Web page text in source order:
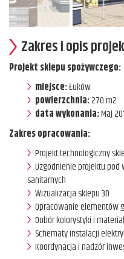
Zakres i opis
Projekt sklepu spożywczego:
miejsce:Łuków
powierzchnia:270 m2
data wykonania:Maj
Zakres opracowania:
Projekt technologiczny
Uzgodnienie projektu
sanitarnych
Wizualizacja sklepu 3D
Opracowanie elementów
Dobór kolorystyki i
Schematy instalacji
Koordynacja i nadzór